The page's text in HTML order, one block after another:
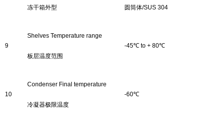
冻干箱外型
圆筒体/SUS 304
9
Shelves Temperature range
板层温度范围
-45℃ to + 80℃
10
Condenser Final temperature
冷凝器极限温度
-60℃